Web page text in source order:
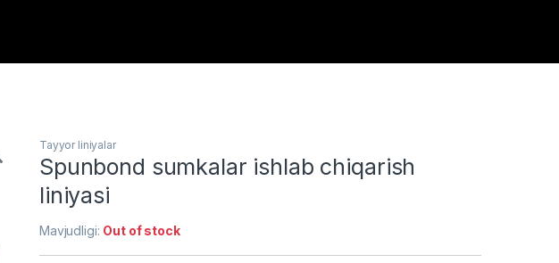
Tayyor liniyalar
Spunbond sumkalar ishlab chiqarish
liniyasi
Mavjudligi: Out of stock